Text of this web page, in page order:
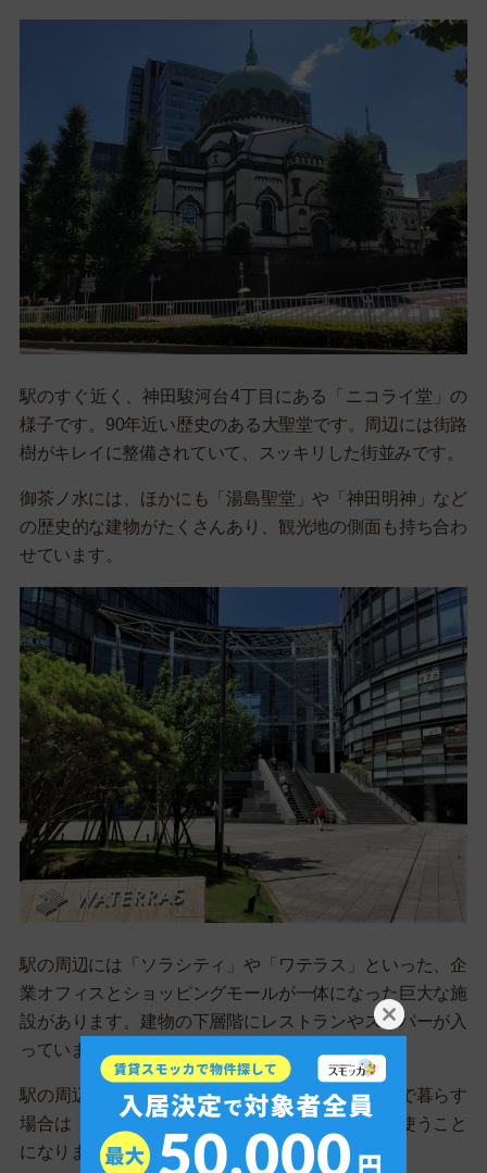
駅のすぐ近く、神田駿河台4丁目にある「ニコライ堂」の
様子です。90年近い歴史のある大聖堂です。周辺には街路
樹がキレイに整備されていて、スッキリした街並みです。
御茶ノ水には、ほかにも「湯島聖堂」や「神田明神」など
の歴史的な建物がたくさんあり、観光地の側面も持ち合わ
せています。
駅の周辺には「ソラシティ」や「ワテラス」といった、企
業オフィスとショッピングモールが一体になった巨大な施
設があります。建物の下層階にレストランやスーパーが入
っています。
駅の周辺にほかのスーパーはないので、御茶ノ水で暮らす
場合は「ソラシティ」か「ワテラス」を日常的に使うこと
になります。